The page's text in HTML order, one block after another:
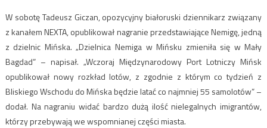
W sobotę Tadeusz Giczan, opozycyjny białoruski dziennikarz związany
z kanałem NEXTA, opublikował nagranie przedstawiające Nemigę, jedną
z dzielnic Mińska. „Dzielnica Nemiga w Mińsku zmieniła się w Mały
Bagdad” – napisał. „Wczoraj Międzynarodowy Port Lotniczy Mińsk
opublikował nowy rozkład lotów, z zgodnie z którym co tydzień z
Bliskiego Wschodu do Mińska będzie latać co najmniej 55 samolotów” –
dodał. Na nagraniu widać bardzo dużą ilość nielegalnych imigrantów,
którzy przebywają we wspomnianej części miasta.